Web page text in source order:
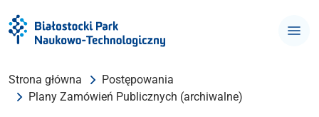
Strona główna
Postępowania
Plany Zamówień Publicznych (archiwalne)